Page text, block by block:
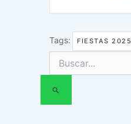
Tags: FIESTAS 2025
Buscar
por: